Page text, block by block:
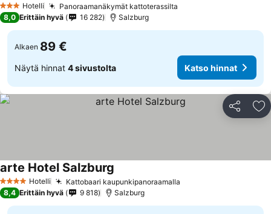
3 Tähtiluokitus
Hotelli Panoraamanäkymät kattoterassilta
8,0 Erittäin hyvä 16 282 Salzburg
Alkaen 89 €
Näytä hinnat 4 sivustolta Katso hinnat
Jaa
4 Tähtiluokitus
Hotelli Kattobaari kaupunkipanoraamalla
arte Hotel Salzburg
8,4 Erittäin hyvä 9 818 Salzburg